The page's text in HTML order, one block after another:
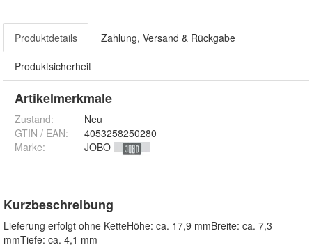
Produktdetails Zahlung, Versand & Rückgabe
Produktsicherheit
Artikelmerkmale
Zustand:
Neu
GTIN / EAN:
4053258250280
Marke:
JOBO
Kurzbeschreibung
Lieferung erfolgt ohne KetteHöhe: ca. 17,9 mmBreite: ca. 7,3
mmTiefe: ca. 4,1 mm